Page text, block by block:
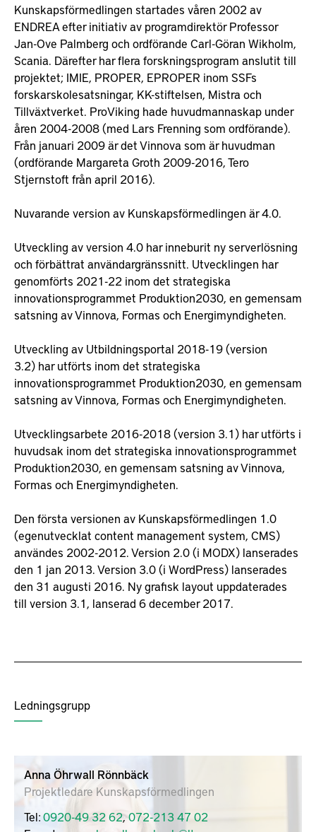
Kunskapsförmedlingen startades våren 2002 av
ENDREA efter initiativ av programdirektör Professor
Jan-Ove Palmberg och ordförande Carl-Göran Wikholm,
Scania. Därefter har flera forskningsprogram anslutit till
projektet; IMIE, PROPER, EPROPER inom SSFs
forskarskolesatsningar, KK-stiftelsen, Mistra och
Tillväxtverket. ProViking hade huvudmannaskap under
åren 2004-2008 (med Lars Frenning som ordförande).
Från januari 2009 är det Vinnova som är huvudman
(ordförande Margareta Groth 2009-2016, Tero
Stjernstoft från april 2016).
Nuvarande version av Kunskapsförmedlingen är 4.0.
Utveckling av version 4.0 har inneburit ny serverlösning
och förbättrat användargränssnitt. Utvecklingen har
genomförts 2021-22 inom det strategiska
innovationsprogrammet Produktion2030, en gemensam
satsning av Vinnova, Formas och Energimyndigheten.
Utveckling av Utbildningsportal 2018-19 (version
3.2) har utförts inom det strategiska
innovationsprogrammet Produktion2030, en gemensam
satsning av Vinnova, Formas och Energimyndigheten.
Utvecklingsarbete 2016-2018 (version 3.1) har utförts i
huvudsak inom det strategiska innovationsprogrammet
Produktion2030, en gemensam satsning av Vinnova,
Formas och Energimyndigheten.
Den första versionen av Kunskapsförmedlingen 1.0
(egenutvecklat content management system, CMS)
användes 2002-2012. Version 2.0 (i MODX) lanserades
den 1 jan 2013. Version 3.0 (i WordPress) lanserades
den 31 augusti 2016. Ny grafisk layout uppdaterades
till version 3.1, lanserad 6 december 2017.
Ledningsgrupp
Anna Öhrwall Rönnbäck
Projektledare Kunskapsförmedlingen
Tel:0920-49 32 62,072-213 47 02